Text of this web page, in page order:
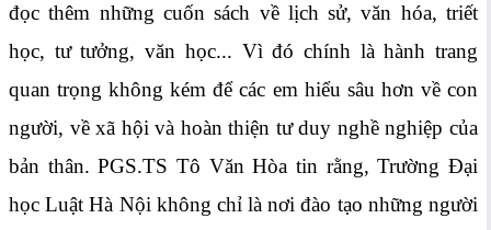
đọc thêm những cuốn sách về lịch sử, văn hóa, triết
học, tư tưởng, văn học... Vì đó chính là hành trang
quan trọng không kém để các em hiểu sâu hơn về con
người, về xã hội và hoàn thiện tư duy nghề nghiệp của
bản thân. PGS.TS Tô Văn Hòa tin rằng, Trường Đại
học Luật Hà Nội không chỉ là nơi đào tạo những người